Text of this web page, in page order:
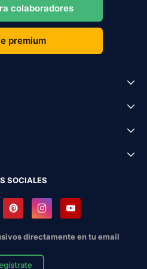
colaboradores
premium
SOCIALES
directamente en tu email